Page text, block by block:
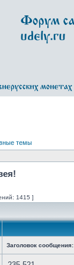
темы
1415 ]
Заголовок сообщения: